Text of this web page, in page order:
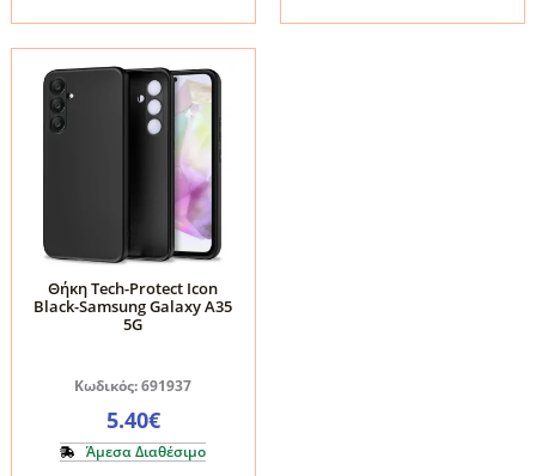
Samsung
Galaxy
A35
5G
Θήκη Tech-Protect Icon
Black-Samsung Galaxy A35
5G
Κωδικός: 691937
5.40€
Άμεσα Διαθέσιμο